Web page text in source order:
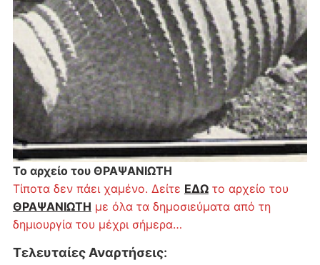
Το αρχείο του ΘΡΑΨΑΝΙΩΤΗ
Τίποτα δεν πάει χαμένο. Δείτε ΕΔΩτο αρχείο του
ΘΡΑΨΑΝΙΩΤΗ με όλα τα δημοσιεύματα από τη
δημιουργία του μέχρι σήμερα…
Τελευταίες Αναρτήσεις: